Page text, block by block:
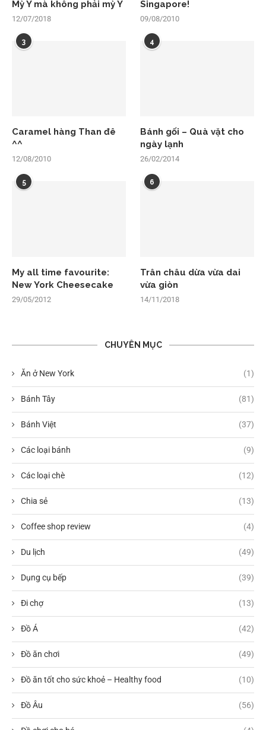
Mỳ Ý mà không phải mỳ Ý
12/07/2018
Singapore!
09/08/2010
3
Caramel hàng Than đê
^^
12/08/2010
4
Bánh gối – Quà vặt cho
ngày lạnh
26/02/2014
5
My all time favourite:
New York Cheesecake
29/05/2012
6
Trân châu dừa vừa dai
vừa giòn
14/11/2018
CHUYÊN MỤC
Ăn ở New York (1)
Bánh Tây (81)
Bánh Việt (37)
Các loại bánh (9)
Các loại chè (12)
Chia sẻ (13)
Coffee shop review (4)
Du lịch (49)
Dụng cụ bếp (39)
Đi chợ (13)
Đồ Á (42)
Đồ ăn chơi (49)
Đồ ăn tốt cho sức khoẻ – Healthy food (10)
Đồ Âu (56)